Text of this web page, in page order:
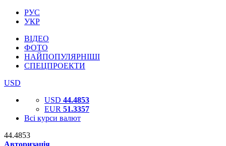
РУС
УКР
ВІДЕО
ФОТО
НАЙПОПУЛЯРНІШІ
СПЕЦПРОЕКТИ
USD
USD 44.4853
EUR 51.3357
Всі курси валют
44.4853
Авторизація